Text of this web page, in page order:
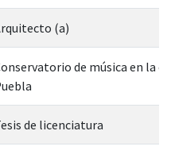
(a)
de música en la
de licenciatura